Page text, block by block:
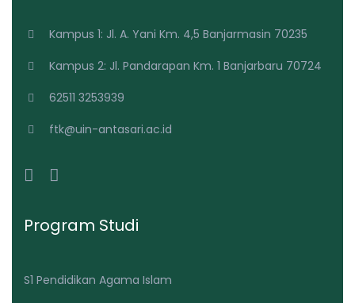
Kampus 1: Jl. A. Yani Km. 4,5 Banjarmasin 70235
Kampus 2: Jl. Pandarapan Km. 1 Banjarbaru 70724
62511 3253939
ftk@uin-antasari.ac.id
Program Studi
S1 Pendidikan Agama Islam